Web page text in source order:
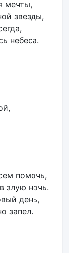
мечты,
звезды,
небеса.
помочь,
злую ночь.
день,
запел.